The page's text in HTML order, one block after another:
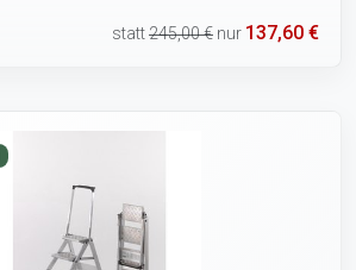
statt245,00 € nur 137,60 €